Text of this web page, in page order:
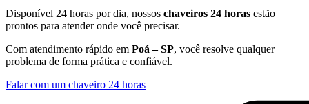
Disponível 24 horas por dia, nossos chaveiros 24 horas estão
prontos para atender onde você precisar.
Com atendimento rápido em Poá – SP, você resolve qualquer
problema de forma prática e confiável.
Falar com um chaveiro 24 horas